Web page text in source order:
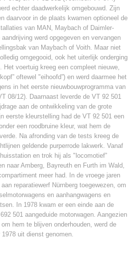
echter daadwerkelijk omgebouwd. Zijn
daarvoor in de plaats kwamen optioneel de
van MAN, Maybach of Daimler-
werd opgegeven en vervangen
van Maybach of Voith. Maar niet
omgegooid, ook het uiterlijk onderging
Het voertuig kreeg een compleet nieuwe,
oftewel "eihoofd”) en werd daarmee het
in het eerste nieuwbouwprogramma van
08/12). Daarnaast leverde de VT 92 501
aan de ontwikkeling van de grote
eerste kleurstelling had de VT 92 501 een
een roodbruine kleur, wat hem de
Na afronding van de tests kreeg de
geldende purperrode lakwerk. Vanaf
en trok hij als "locomotief”
naar Amberg, Bayreuth en Furth im Wald,
meer had. In de vroege jaren
reparatiewerf Nürnberg toegewezen, om
en aanhangwagens en
In 1978 kwam er een einde aan de
501 aangeduide motorwagen. Aangezien
hem te blijven onderhouden, werd de
uit dienst genomen.